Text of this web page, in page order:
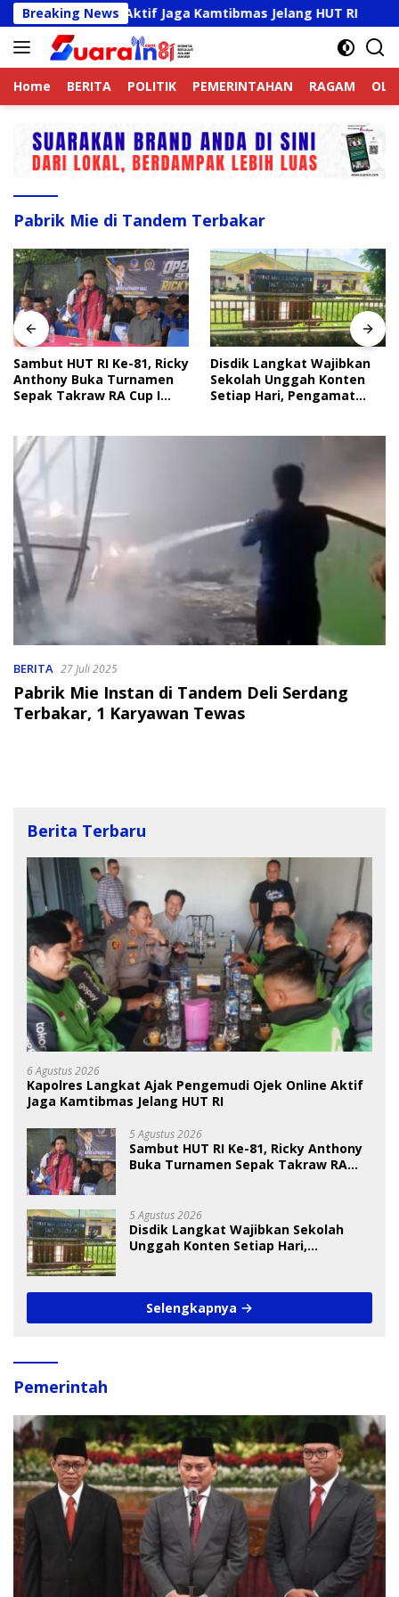
Langsung
ke
konten
Breaking News
Online Aktif Jaga Kamtibmas Jelang HUT RI
Home BERITA POLITIK PEMERINTAHAN RAGAM
Pabrik Mie di Tandem Terbakar
Sambut HUT RI Ke-81, Ricky
Anthony Buka Turnamen
Sepak Takraw RA Cup I
Disdik Langkat Wajibkan
Sekolah Unggah Konten
Setiap Hari, Pengamat
BERITA 27 Juli 2025
Pabrik Mie Instan di Tandem Deli Serdang
Terbakar, 1 Karyawan Tewas
Berita Terbaru
6 Agustus 2026
Kapolres Langkat Ajak Pengemudi Ojek Online Aktif
Jaga Kamtibmas Jelang HUT RI
5 Agustus 2026
Sambut HUT RI Ke-81, Ricky Anthony
Buka Turnamen Sepak Takraw RA
5 Agustus 2026
Disdik Langkat Wajibkan Sekolah
Unggah Konten Setiap Hari,
Selengkapnya
Pemerintah